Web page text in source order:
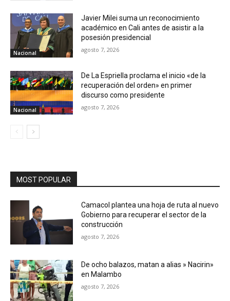
Nacional
Javier Milei suma un reconocimiento
académico en Cali antes de asistir a la
posesión presidencial
agosto 7, 2026
Nacional
De La Espriella proclama el inicio «de la
recuperación del orden» en primer
discurso como presidente
agosto 7, 2026
MOST POPULAR
Camacol plantea una hoja de ruta al nuevo
Gobierno para recuperar el sector de la
construcción
agosto 7, 2026
De ocho balazos, matan a alias » Nacirin»
en Malambo
agosto 7, 2026